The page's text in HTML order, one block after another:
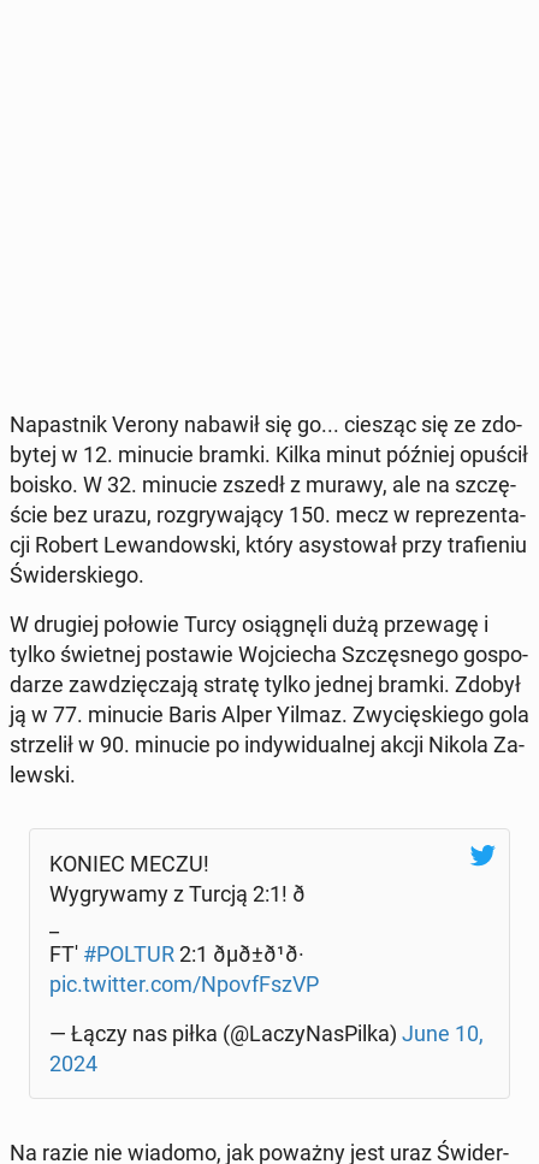
Na­past­nik Verony nabawił się go... ciesząc się ze zdo­
by­tej w 12. minucie bramki. Kilka minut później opuścił
boisko. W 32. minucie zszedł z murawy, ale na szczę­
ście bez urazu, roz­gry­wa­ją­cy 150. mecz w re­pre­zen­ta­
cji Robert Le­wan­dow­ski, który asy­sto­wał przy tra­fie­niu
Świ­der­skie­go.
W drugiej połowie Turcy osią­gnę­li dużą prze­wa­gę i
tylko świet­nej po­sta­wie Woj­cie­cha Szczę­sne­go go­spo­
da­rze za­wdzię­cza­ją stratę tylko jednej bramki. Zdobył
ją w 77. minucie Baris Alper Yilmaz. Zwy­cię­skie­go gola
strze­lił w 90. minucie po in­dy­wi­du­al­nej akcji Nikola Za­
lew­ski.
KONIEC MECZU!
Wy­gry­wa­my z Turcją 2:1! ð
FT' #POLTUR2:1 ðµð±ð¹ð·
pic.twitter.com/Npo­vf­FszVP
— Łączy nas piłka (@La­czy­Na­sPil­ka) June 10,
2024
Na razie nie wiadomo, jak poważny jest uraz Świ­der­